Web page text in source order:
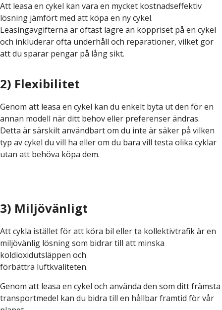
Att leasa en cykel kan vara en mycket kostnadseffektiv
lösning jämfört med att köpa en ny cykel.
Leasingavgifterna är oftast lägre än köppriset på en cykel
och inkluderar ofta underhåll och reparationer, vilket gör
att du sparar pengar på lång sikt.
2) Flexibilitet
Genom att leasa en cykel kan du enkelt byta ut den för en
annan modell när ditt behov eller preferenser ändras.
Detta är särskilt användbart om du inte är säker på vilken
typ av cykel du vill ha eller om du bara vill testa olika cyklar
utan att behöva köpa dem.
3) Miljövänligt
Att cykla istället för att köra bil eller ta kollektivtrafik är en
miljövänlig lösning som bidrar till att minska
koldioxidutsläppen och
förbättra luftkvaliteten.
Genom att leasa en cykel och använda den som ditt främsta
transportmedel kan du bidra till en hållbar framtid för vår